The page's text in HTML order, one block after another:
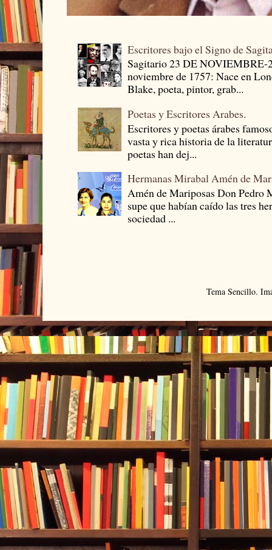
Escritores bajo el Signo de
Sagitario 23 DE
noviembre de 1757: Nace en
Blake, poeta, pintor, grab...
Poetas y Escritores Arabes.
Escritores y poetas árabes
vasta y rica historia de la
poetas han dej...
Hermanas Mirabal Amén de
Amén de Mariposas Don
supe que habían caído las tres
sociedad ...
Tema Sencillo.